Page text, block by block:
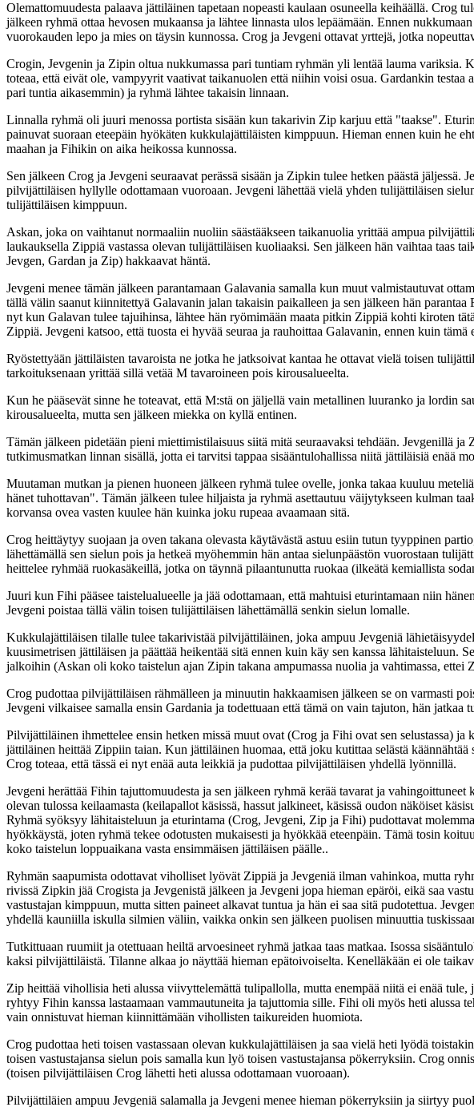
Olemattomuudesta palaava jättiläinen tapetaan nopeasti kaulaan osuneella keihäällä. Crog
jälkeen ryhmä ottaa hevosen mukaansa ja lähtee linnasta ulos lepäämään. Ennen
vuorokauden lepo ja mies on täysin kunnossa. Crog ja Jevgeni ottavat yrttejä, jotka
Crogin, Jevgenin ja Zipin oltua nukkumassa pari tuntiam ryhmän yli lentää lauma
toteaa, että eivät ole, vampyyrit vaativat taikanuolen että niihin voisi osua. Gardankin
pari tuntia aikasemmin) ja ryhmä lähtee takaisin linnaan.
Linnalla ryhmä oli juuri menossa portista sisään kun takarivin Zip karjuu että "taakse".
painuvat suoraan eteepäin hyökäten kukkulajättiläisten kimppuun. Hieman ennen kuin he
maahan ja Fihikin on aika heikossa kunnossa.
Sen jälkeen Crog ja Jevgeni seuraavat perässä sisään ja Zipkin tulee hetken päästä
pilvijättiläisen hyllylle odottamaan vuoroaan. Jevgeni lähettää vielä yhden tulijättiläisen
tulijättiläisen kimppuun.
Askan, joka on vaihtanut normaaliin nuoliin säästääkseen taikanuolia yrittää ampua
laukauksella Zippiä vastassa olevan tulijättiläisen kuoliaaksi. Sen jälkeen hän vaihtaa
Jevgen, Gardan ja Zip) hakkaavat häntä.
Jevgeni menee tämän jälkeen parantamaan Galavania samalla kun muut valmistautuvat
tällä välin saanut kiinnitettyä Galavanin jalan takaisin paikalleen ja sen jälkeen hän
nyt kun Galavan tulee tajuihinsa, lähtee hän ryömimään maata pitkin Zippiä kohti kiroten
Zippiä. Jevgeni katsoo, että tuosta ei hyvää seuraa ja rauhoittaa Galavanin, ennen kuin
Ryöstettyään jättiläisten tavaroista ne jotka he jatksoivat kantaa he ottavat vielä toisen
tarkoituksenaan yrittää sillä vetää M tavaroineen pois kirousalueelta.
Kun he pääsevät sinne he toteavat, että M:stä on jäljellä vain metallinen luuranko ja lordin
kirousalueelta, mutta sen jälkeen miekka on kyllä entinen.
Tämän jälkeen pidetään pieni miettimistilaisuus siitä mitä seuraavaksi tehdään. Jevgenillä
tutkimusmatkan linnan sisällä, jotta ei tarvitsi tappaa sisääntulohallissa niitä jättiläisiä enää
Muutaman mutkan ja pienen huoneen jälkeen ryhmä tulee ovelle, jonka takaa kuuluu
hänet tuhottavan". Tämän jälkeen tulee hiljaista ja ryhmä asettautuu väijytykseen kulman
korvansa ovea vasten kuulee hän kuinka joku rupeaa avaamaan sitä.
Crog heittäytyy suojaan ja oven takana olevasta käytävästä astuu esiin tutun tyyppinen
lähettämällä sen sielun pois ja hetkeä myöhemmin hän antaa sielunpäästön vuorostaan
heittelee ryhmää ruokasäkeillä, jotka on täynnä pilaantunutta ruokaa (ilkeätä kemiallista
Juuri kun Fihi pääsee taistelualueelle ja jää odottamaan, että mahtuisi eturintamaan niin
Jevgeni poistaa tällä välin toisen tulijättiläisen lähettämällä senkin sielun lomalle.
Kukkulajättiläisen tilalle tulee takarivistää pilvijättiläinen, joka ampuu Jevgeniä
kuusimetrisen jättiläisen ja päättää heikentää sitä ennen kuin käy sen kanssa
jalkoihin (Askan oli koko taistelun ajan Zipin takana ampumassa nuolia ja vahtimassa, ettei
Crog pudottaa pilvijättiläisen rähmälleen ja minuutin hakkaamisen jälkeen se on varmasti
Jevgeni vilkaisee samalla ensin Gardania ja todettuaan että tämä on vain tajuton, hän
Pilvijättiläinen ihmettelee ensin hetken missä muut ovat (Crog ja Fihi ovat sen selustassa)
jättiläinen heittää Zippiin taian. Kun jättiläinen huomaa, että joku kutittaa selästä
Crog toteaa, että tässä ei nyt enää auta leikkiä ja pudottaa pilvijättiläisen yhdellä lyönnillä.
Jevgeni herättää Fihin tajuttomuudesta ja sen jälkeen ryhmä kerää tavarat ja
olevan tulossa keilaamasta (keilapallot käsissä, hassut jalkineet, käsissä oudon näköiset
Ryhmä syöksyy lähitaisteluun ja eturintama (Crog, Jevgeni, Zip ja Fihi) pudottavat
hyökkäystä, joten ryhmä tekee odotusten mukaisesti ja hyökkää eteenpäin. Tämä tosin
koko taistelun loppuaikana vasta ensimmäisen jättiläisen päälle..
Ryhmän saapumista odottavat viholliset lyövät Zippiä ja Jevgeniä ilman vahinkoa, mutta
rivissä Zipkin jää Crogista ja Jevgenistä jälkeen ja Jevgeni jopa hieman epäröi, eikä saa
vastustajan kimppuun, mutta sitten paineet alkavat tuntua ja hän ei saa sitä pudotettua.
yhdellä kauniilla iskulla silmien väliin, vaikka onkin sen jälkeen puolisen minuuttia
Tutkittuaan ruumiit ja otettuaan heiltä arvoesineet ryhmä jatkaa taas matkaa. Isossa
kaksi pilvijättiläistä. Tilanne alkaa jo näyttää hieman epätoivoiselta. Kenelläkään ei ole
Zip heittää vihollisia heti alussa viivyttelemättä tulipallolla, mutta enempää niitä ei enää
ryhtyy Fihin kanssa lastaamaan vammautuneita ja tajuttomia sille. Fihi oli myös heti alussa
vain onnistuvat hieman kiinnittämään vihollisten taikureiden huomiota.
Crog pudottaa heti toisen vastassaan olevan kukkulajättiläisen ja saa vielä heti lyödä
toisen vastustajansa sielun pois samalla kun lyö toisen vastustajansa pökerryksiin. Crog
(toisen pilvijättiläisen Crog lähetti heti alussa odottamaan vuoroaan).
Pilvijättiläien ampuu Jevgeniä salamalla ja Jevgeni menee hieman pökerryksiin ja siirtyy